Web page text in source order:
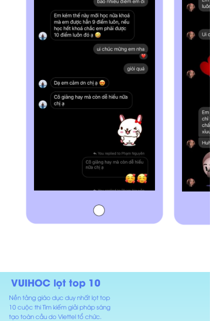
VUIHOC lọt top 10
Nền tảng giáo dục duy nhất lọt top
10 cuộc thi Tìm kiếm giải pháp sáng
tạo toàn cầu do Viettel tổ chức.